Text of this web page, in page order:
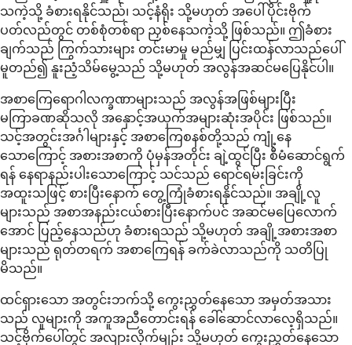
သကဲ့သို့ ခံစားရနိုင်သည်၊ သင့်နံရိုး သို့မဟုတ် အပေါ်ပိုင်းဗိုက်
ပတ်လည်တွင် တစ်စုံတစ်ရာ ညှစ်နေသကဲ့သို့ ဖြစ်သည်။ ဤခံစား
ချက်သည် ကြွက်သားများ တင်းမာမှု မည်မျှ ပြင်းထန်လာသည်ပေါ်
မူတည်၍ နူးညံ့သိမ်မွေ့သည် သို့မဟုတ် အလွန်အဆင်မပြေနိုင်ပါ။
အစာကြေရောဂါလက္ခဏာများသည် အလွန်အဖြစ်များပြီး
မကြာခဏဆိုသလို အနှောင့်အယှက်အများဆုံးအပိုင်း ဖြစ်သည်။
သင့်အတွင်းအင်္ဂါများနှင့် အစာကြေစနစ်တို့သည် ကျုံ့နေ
သောကြောင့် အစားအစာကို ပုံမှန်အတိုင်း ချဲ့ထွင်ပြီး စီမံဆောင်ရွက်
ရန် နေရာနည်းပါးသောကြောင့် သင်သည် ရောင်ရမ်းခြင်းကို
အထူးသဖြင့် စားပြီးနောက် တွေ့ကြုံခံစားရနိုင်သည်။ အချို့လူ
များသည် အစာအနည်းငယ်စားပြီးနောက်ပင် အဆင်မပြေလောက်
အောင် ပြည့်နေသည်ဟု ခံစားရသည် သို့မဟုတ် အချို့အစားအစာ
များသည် ရုတ်တရက် အစာကြေရန် ခက်ခဲလာသည်ကို သတိပြု
မိသည်။
ထင်ရှားသော အတွင်းဘက်သို့ ကွေးညွှတ်နေသော အမှတ်အသား
သည် လူများကို အကူအညီတောင်းရန် ခေါ်ဆောင်လာလေ့ရှိသည်။
သင့်ဗိုက်ပေါ်တွင် အလျားလိုက်မျဉ်း သို့မဟုတ် ကွေးညွှတ်နေသော